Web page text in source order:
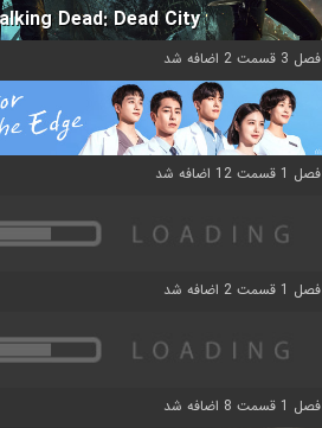
Dead: Dead City
فصل 3 قسمت 2 اضافه شد
فصل 1 قسمت 12 اضافه شد
فصل 1 قسمت 2 اضافه شد
فصل 1 قسمت 8 اضافه شد